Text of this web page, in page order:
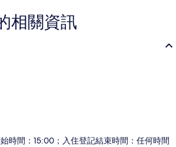
相關資訊
時間：15:00；入住登記結束時間：任何時間